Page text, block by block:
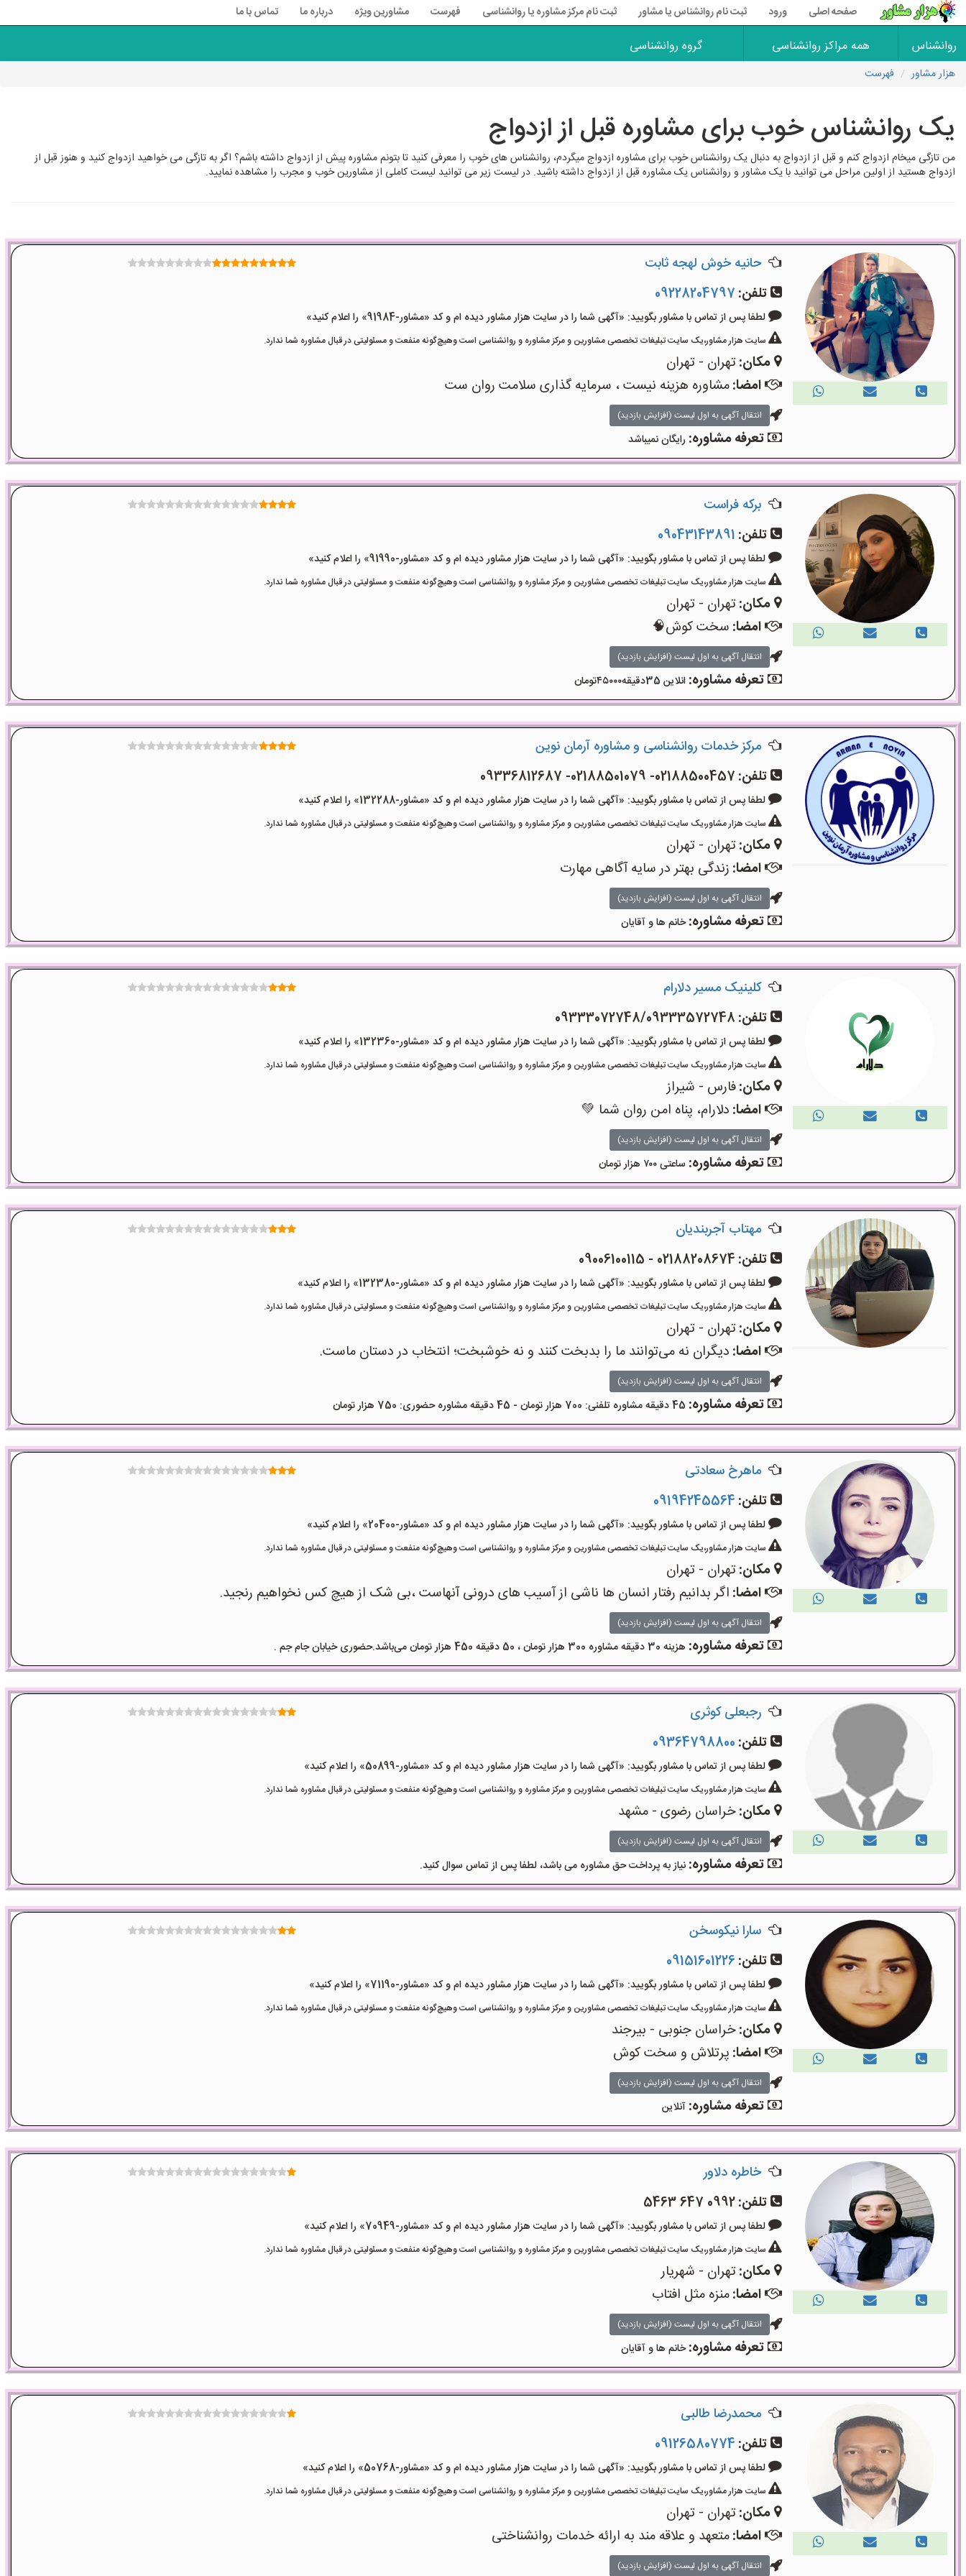
صفحه اصلی ورود ثبت نام روانشناس یا مشاور ثبت نام مرکز مشاوره یا روانشناسی فهرست مشاورین ویژه درباره ما تماس با ما
روانشناس همه مراکز روانشناسی گروه روانشناسی
هزار مشاور فهرست
یک روانشناس خوب برای مشاوره قبل از ازدواج
من تازگی میخام ازدواج کنم و قبل از ازدواج به دنبال یک روانشناس خوب برای مشاوره ازدواج میگردم، روانشناس های خوب را معرفی کنید تا بتونم مشاوره پیش از ازدواج داشته باشم؟ اگر به تازگی می خواهید ازدواج کنید و هنوز قبل از
ازدواج هستید از اولین مراحل می توانید با یک مشاور و روانشناس یک مشاوره قبل از ازدواج داشته باشید. در لیست زیر می توانید لیست کاملی از مشاورین خوب و مجرب را مشاهده نمایید.
حانیه خوش لهجه ثابت
تلفن: 09228204797
لطفا پس از تماس با مشاور بگویید: «آگهی شما را در سایت هزار مشاور دیده ام و کد «مشاور-91984» را اعلام کنید»
سایت هزار مشاور،یک سایت تبلیغات تخصصی مشاورین و مرکز مشاوره و روانشناسی است وهیچ‌گونه منفعت و مسئولیتی در قبال مشاوره شما ندارد.
مکان:تهران - تهران
امضا:مشاوره هزینه نیست ، سرمایه گذاری سلامت روان ست
انتقال آگهی به اول لیست (افزایش بازدید)
تعرفه مشاوره: رایگان نمیباشد
برکه فراست
تلفن: 09043143891
لطفا پس از تماس با مشاور بگویید: «آگهی شما را در سایت هزار مشاور دیده ام و کد «مشاور-91990» را اعلام کنید»
سایت هزار مشاور،یک سایت تبلیغات تخصصی مشاورین و مرکز مشاوره و روانشناسی است وهیچ‌گونه منفعت و مسئولیتی در قبال مشاوره شما ندارد.
مکان:تهران - تهران
امضا: سخت کوش🧠
انتقال آگهی به اول لیست (افزایش بازدید)
تعرفه مشاوره:انلاین 35دقیقه۴۵۰۰۰تومان
مرکز خدمات روانشناسی و مشاوره آرمان نوین
تلفن: 02188500457- 02188501079- 09336812687
لطفا پس از تماس با مشاور بگویید: «آگهی شما را در سایت هزار مشاور دیده ام و کد «مشاور-132288» را اعلام کنید»
سایت هزار مشاور،یک سایت تبلیغات تخصصی مشاورین و مرکز مشاوره و روانشناسی است وهیچ‌گونه منفعت و مسئولیتی در قبال مشاوره شما ندارد.
مکان:تهران - تهران
امضا: زندگی بهتر در سایه آگاهی مهارت
انتقال آگهی به اول لیست (افزایش بازدید)
تعرفه مشاوره:خانم ها و آقایان
کلینیک مسیر دلارام
تلفن: 09333072748/09333572748
لطفا پس از تماس با مشاور بگویید: «آگهی شما را در سایت هزار مشاور دیده ام و کد «مشاور-132360» را اعلام کنید»
سایت هزار مشاور،یک سایت تبلیغات تخصصی مشاورین و مرکز مشاوره و روانشناسی است وهیچ‌گونه منفعت و مسئولیتی در قبال مشاوره شما ندارد.
مکان:فارس - شیراز
امضا: دلارام، پناه امن روان شما 💚
انتقال آگهی به اول لیست (افزایش بازدید)
تعرفه مشاوره:ساعتی ۷۰۰ هزار تومان
مهتاب آجربندیان
تلفن: 02188208674 - 09006100115
لطفا پس از تماس با مشاور بگویید: «آگهی شما را در سایت هزار مشاور دیده ام و کد «مشاور-132380» را اعلام کنید»
سایت هزار مشاور،یک سایت تبلیغات تخصصی مشاورین و مرکز مشاوره و روانشناسی است وهیچ‌گونه منفعت و مسئولیتی در قبال مشاوره شما ندارد.
مکان:تهران - تهران
امضا: دیگران نه می‌توانند ما را بدبخت کنند و نه خوشبخت؛ انتخاب در دستان ماست.
انتقال آگهی به اول لیست (افزایش بازدید)
تعرفه مشاوره: 45 دقیقه مشاوره تلفنی: 700 هزار تومان - 45 دقیقه مشاوره حضوری: 750 هزار تومان
ماهرخ سعادتی
تلفن: 09194245564
لطفا پس از تماس با مشاور بگویید: «آگهی شما را در سایت هزار مشاور دیده ام و کد «مشاور-20400» را اعلام کنید»
سایت هزار مشاور،یک سایت تبلیغات تخصصی مشاورین و مرکز مشاوره و روانشناسی است وهیچ‌گونه منفعت و مسئولیتی در قبال مشاوره شما ندارد.
مکان:تهران - تهران
امضا: اگر بدانیم رفتار انسان ها ناشی از آسیب های درونی آنهاست ،بی شک از هیچ کس نخواهیم رنجید.
انتقال آگهی به اول لیست (افزایش بازدید)
تعرفه مشاوره: هزینه 30 دقیقه مشاوره 300 هزار تومان ، 50 دقیقه 450 هزار تومان می‌باشد.حضوری خیابان جام جم .
رجبعلی کوثری
تلفن: 09364798800
لطفا پس از تماس با مشاور بگویید: «آگهی شما را در سایت هزار مشاور دیده ام و کد «مشاور-50899» را اعلام کنید»
سایت هزار مشاور،یک سایت تبلیغات تخصصی مشاورین و مرکز مشاوره و روانشناسی است وهیچ‌گونه منفعت و مسئولیتی در قبال مشاوره شما ندارد.
مکان:خراسان رضوی - مشهد
انتقال آگهی به اول لیست (افزایش بازدید)
تعرفه مشاوره:نیاز به پرداخت حق مشاوره می باشد، لطفا پس از تماس سوال کنید.
سارا نیکوسخن
تلفن: 09151601226
لطفا پس از تماس با مشاور بگویید: «آگهی شما را در سایت هزار مشاور دیده ام و کد «مشاور-71190» را اعلام کنید»
سایت هزار مشاور،یک سایت تبلیغات تخصصی مشاورین و مرکز مشاوره و روانشناسی است وهیچ‌گونه منفعت و مسئولیتی در قبال مشاوره شما ندارد.
مکان:خراسان جنوبی - بیرجند
امضا: پرتلاش و سخت کوش
انتقال آگهی به اول لیست (افزایش بازدید)
تعرفه مشاوره:آنلاین
خاطره دلاور
تلفن:0992 647 5463
لطفا پس از تماس با مشاور بگویید: «آگهی شما را در سایت هزار مشاور دیده ام و کد «مشاور-70949» را اعلام کنید»
سایت هزار مشاور،یک سایت تبلیغات تخصصی مشاورین و مرکز مشاوره و روانشناسی است وهیچ‌گونه منفعت و مسئولیتی در قبال مشاوره شما ندارد.
مکان:تهران - شهریار
امضا:منزه مثل افتاب
انتقال آگهی به اول لیست (افزایش بازدید)
تعرفه مشاوره:خانم ها و آقایان
محمدرضا طالبی
تلفن: 09126580774
لطفا پس از تماس با مشاور بگویید: «آگهی شما را در سایت هزار مشاور دیده ام و کد «مشاور-50768» را اعلام کنید»
سایت هزار مشاور،یک سایت تبلیغات تخصصی مشاورین و مرکز مشاوره و روانشناسی است وهیچ‌گونه منفعت و مسئولیتی در قبال مشاوره شما ندارد.
مکان:تهران - تهران
امضا:متعهد و علاقه مند به ارائه خدمات روانشناختی
انتقال آگهی به اول لیست (افزایش بازدید)